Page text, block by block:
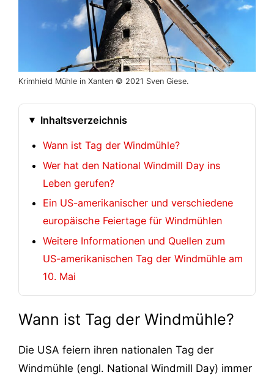
Krimhield Mühle in Xanten © 2021 Sven Giese.
Inhaltsverzeichnis
Wann ist Tag der Windmühle?
Wer hat den National Windmill Day ins
Leben gerufen?
Ein US-amerikanischer und verschiedene
europäische Feiertage für Windmühlen
Weitere Informationen und Quellen zum
US-amerikanischen Tag der Windmühle am
10. Mai
Wann ist Tag der Windmühle?
Die USA feiern ihren nationalen Tag der
Windmühle (engl. National Windmill Day) immer